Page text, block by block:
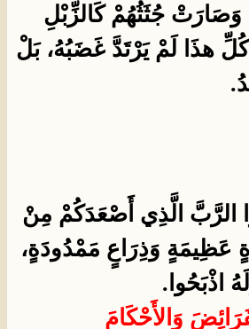
وَصَارَتْ جُثَثُهُمْ كَالزِّبْلِ
هذَا لَمْ يَرْتَدَّ غَضَبُهُ، بَلْ
الرَّبَّ الَّذِي أَصْعَدَكُمْ مِنْ
عَظِيمَةٍ وَذِرَاعٍ مَمْدُودَةٍ،
اذْبَحُوا.
وَالأَحْكَامَ